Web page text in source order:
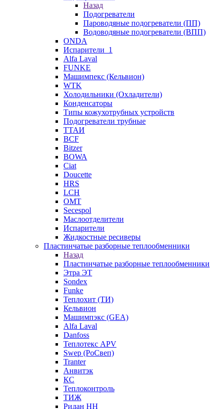
Назад
Подогреватели
Пароводяные подогреватели (ПП)
Водоводяные подогреватели (ВПП)
ONDA
Испарители_1
Alfa Laval
FUNKE
Машимпекс (Кельвион)
WTK
Холодильники (Охладители)
Конденсаторы
Типы кожухотрубных устройств
Подогреватели трубные
ТТАИ
BCF
Bitzer
BOWA
Ciat
Doucette
HRS
LCH
OMT
Secespol
Маслоотделители
Испарители
Жидкостные ресиверы
Пластинчатые разборные теплообменники
Назад
Пластинчатые разборные теплообменники
Этра ЭТ
Sondex
Funke
Теплохит (ТИ)
Кельвион
Машимпэкс (GEA)
Alfa Laval
Danfoss
Теплотекс APV
Swep (РоСвеп)
Tranter
Анвитэк
КС
Теплоконтроль
ТИЖ
Ридан НН